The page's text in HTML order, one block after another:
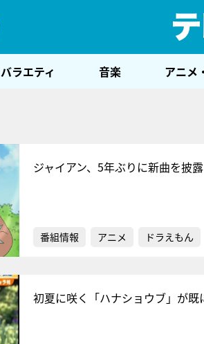
バラエティ 音楽 アニメ
ジャイアン、5年ぶりに新曲を披
番組情報 アニメ ドラえもん
初夏に咲く「ハナショウブ」が既